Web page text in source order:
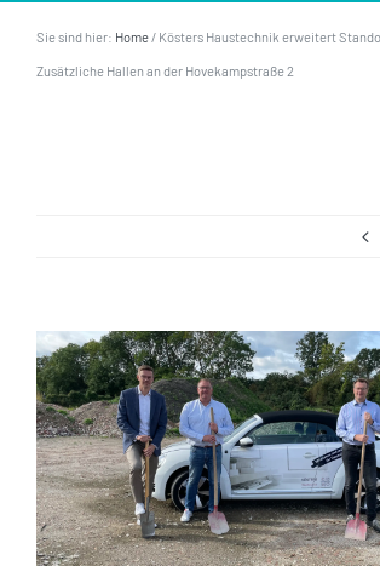
Sie sind hier: Home/ Kösters Haustechnik erweitert
Zusätzliche Hallen an der Hovekampstraße 2
Zeige
grösseres
Bild